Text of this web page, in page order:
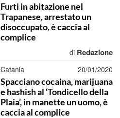
Furti in abitazione nel
Trapanese, arrestato un
disoccupato, è caccia al
complice
di Redazione
Catania 20/01/2020
Spacciano cocaina, marijuana
e hashish al ‘Tondicello della
Plaia’, in manette un uomo, è
caccia al complice